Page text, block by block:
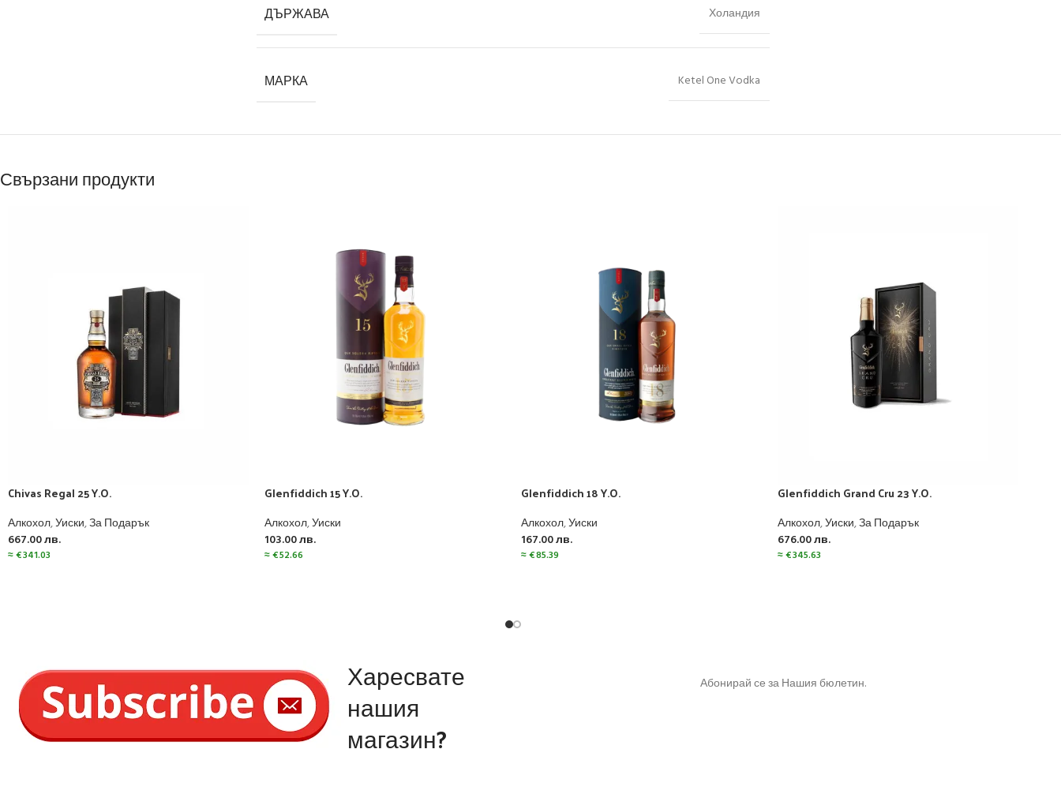
ДЪРЖАВА Холандия
МАРКА Ketel One Vodka
Свързани продукти
Chivas Regal 25 Y.O.
Алкохол,Уиски,За Подарък
667.00лв.
≈€341.03
Glenfiddich 15 Y.O.
Алкохол,Уиски
103.00лв.
≈€52.66
Glenfiddich 18 Y.O.
Алкохол,Уиски
167.00лв.
≈€85.39
Glenfiddich Grand Cru 23 Y.O.
Алкохол,Уиски,За Подарък
676.00лв.
≈€345.63
Харесвате
нашия
магазин?
Абонирай се за Нашия бюлетин.